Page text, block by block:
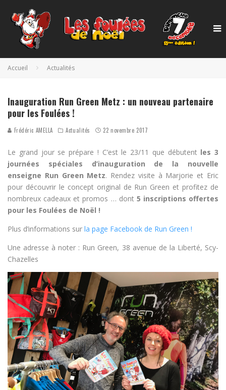
Accueil Actualités
Inauguration Run Green Metz : un nouveau partenaire
pour les Foulées !
Frédéric AMELLA Actualités 22 novembre 2017
Le grand jour se prépare ! C’est le 23/11 que débutent les 3
journées spéciales d’inauguration de la nouvelle
enseigne Run Green Metz. Rendez visite à Marjorie et Eric
pour découvrir le concept original de Run Green et profitez de
nombreux cadeaux et promos … dont 5 inscriptions offertes
pour les Foulées de Noël !
Plus d’informations sur la page Facebook de Run Green !
Une adresse à noter : Run Green, 38 avenue de la Liberté, Scy-
Chazelles